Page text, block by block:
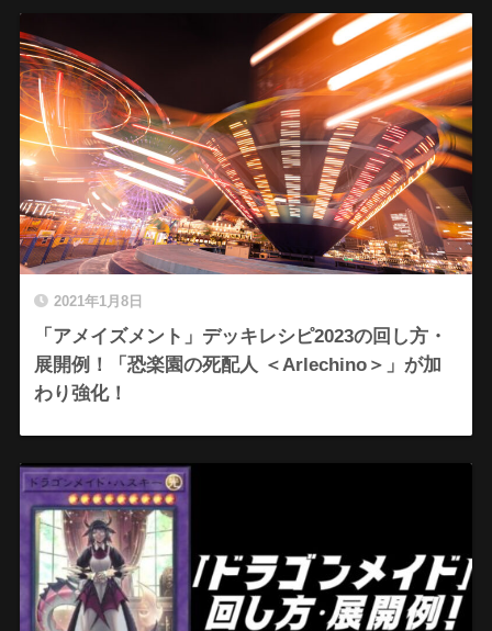
2021年1月8日
「アメイズメント」デッキレシピ2023の回し方・
展開例！「恐楽園の死配人 ＜Arlechino＞」が加
わり強化！